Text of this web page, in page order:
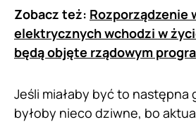
Zobacz też: Rozporządzenie
elektrycznych wchodzi w
będą objęte rządowym
Jeśli miałaby być to następna
byłoby nieco dziwne, bo